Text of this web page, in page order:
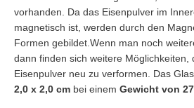
vorhanden. Da das Eisenpulver im
magnetisch ist, werden durch den
Formen gebildet.Wenn man noch
dann finden sich weitere Möglichkeiten,
Eisenpulver neu zu verformen. Das
2,0 x 2,0 cm bei einem Gewicht von